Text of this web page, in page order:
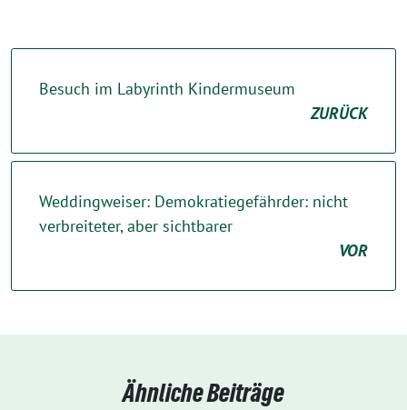
Besuch im Labyrinth Kindermuseum
ZURÜCK
Weddingweiser: Demokratiegefährder: nicht
verbreiteter, aber sichtbarer
VOR
Ähnliche Beiträge